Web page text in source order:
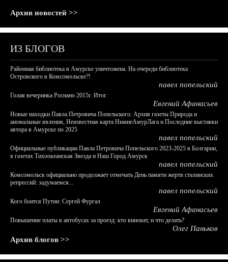
Архив новостей >>
ИЗ БЛОГОВ
Районная библиотека в Амурске уничтожена. На очереди библиотека
Островского в Комсомольске?!
павел попельский
Голая вечеринка Роснано 2015г. Итог.
Евгений Афанасьев
Новые находки Павла Петровича Попельского: Архив газеты Природа и
аномальные явления, Неизвестная карта НижнеАмурЛага и Последние выставки
автора в Амурске по 2025
павел попельский
Официальные публикации Павла Петровича Попельского 2023-2025 в Болгарии,
в газетах Тихоокеанская Звезда и Наш Город Амурск
павел попельский
Комсомольск официально продолжает отмечать День памяти жертв сталинских
репрессий: задумаемся...
павел попельский
Кого боится Путин: Сергей Фургал
Евгений Афанасьев
Повышение платы в автобусах за проезд: кто виноват, и что делать?
Олег Паньков
Архив блогов >>